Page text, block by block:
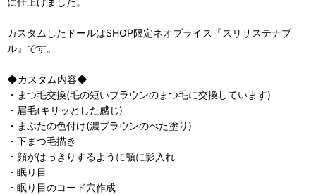
カスタムしたドールはSHOP限定ネオブライス『スリサステナブ
ル』です。
◆カスタム内容◆
・まつ毛交換(毛の短いブラウンのまつ毛に交換しています)
・眉毛(キリッとした感じ)
・まぶたの色付け(濃ブラウンのべた塗り)
・下まつ毛描き
・顔がはっきりするように顎に影入れ
・眠り目
・眠り目のコード穴作成